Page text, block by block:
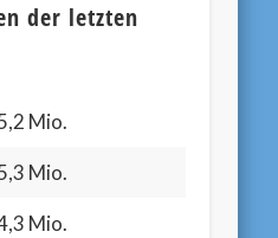
der letzten
Mio.
Mio.
Mio.